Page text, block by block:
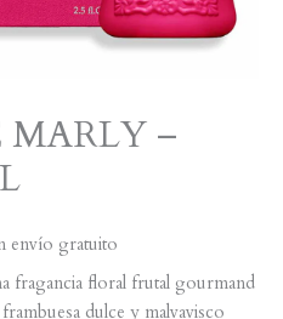
MARLY –
envío gratuito
fragancia floral frutal gourmand
dulce y malvavisco